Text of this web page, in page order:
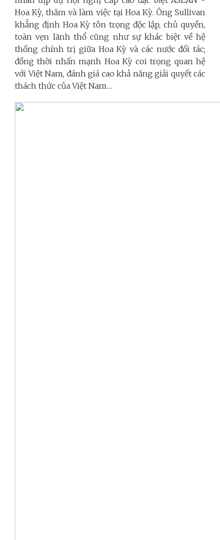
Hoa Kỳ, thăm và làm việc tại Hoa Kỳ. Ông Sullivan
khẳng định Hoa Kỳ tôn trọng độc lập, chủ quyền,
toàn vẹn lãnh thổ cũng như sự khác biệt về hệ
thống chính trị giữa Hoa Kỳ và các nước đối tác;
đồng thời nhấn mạnh Hoa Kỳ coi trọng quan hệ
với Việt Nam, đánh giá cao khả năng giải quyết các
thách thức của Việt Nam…